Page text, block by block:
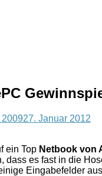
200927. Januar 2012
ein Top Netbook von
dass es fast in die
Eingabefelder